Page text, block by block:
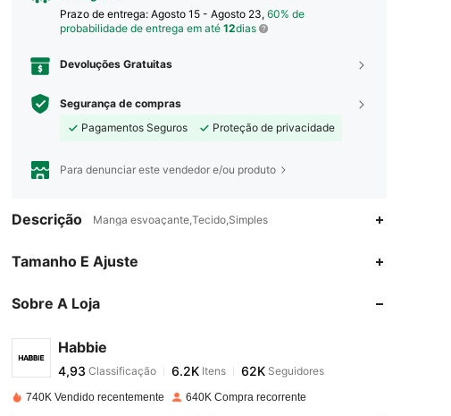
Prazo de entrega: Agosto 15 - Agosto 23, 60% de
probabilidade de entrega em até 12dias
Devoluções Gratuitas
Segurança de compras
Pagamentos Seguros
Proteção de privacidade
Para denunciar este vendedor e/ou produto
Descrição Manga esvoaçante,Tecido,Simples
Tamanho E Ajuste
Sobre A Loja
Habbie
4,93
4,93
t***opago1 dia atrás
740K Vendido recentemente 640K Compra recorrente